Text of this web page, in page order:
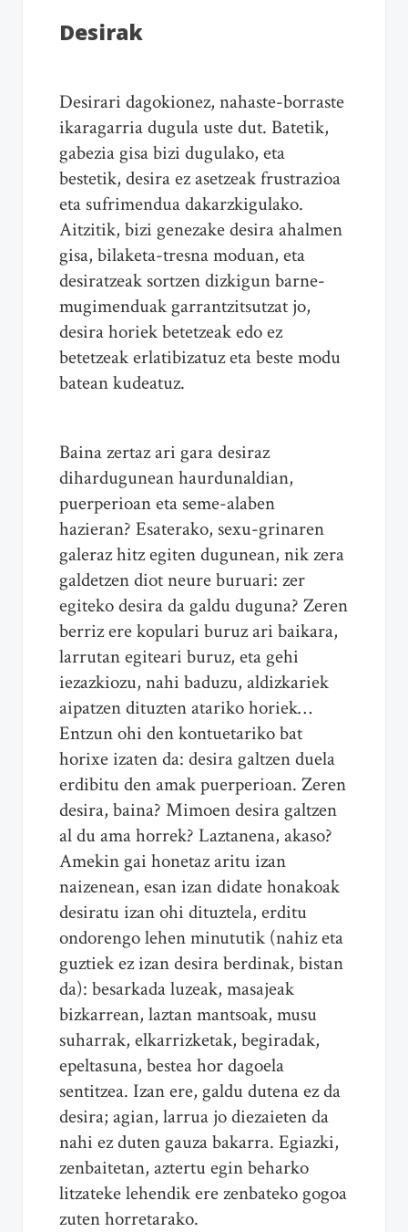
Desirak
Desirari dagokionez, nahaste-borraste
ikaragarria dugula uste dut. Batetik,
gabezia gisa bizi dugulako, eta
bestetik, desira ez asetzeak frustrazioa
eta sufrimendua dakarzkigulako.
Aitzitik, bizi genezake desira ahalmen
gisa, bilaketa-tresna moduan, eta
desiratzeak sortzen dizkigun barne-
mugimenduak garrantzitsutzat jo,
desira horiek betetzeak edo ez
betetzeak erlatibizatuz eta beste modu
batean kudeatuz.
Baina zertaz ari gara desiraz
dihardugunean haurdunaldian,
puerperioan eta seme-alaben
hazieran? Esaterako, sexu-grinaren
galeraz hitz egiten dugunean, nik zera
galdetzen diot neure buruari: zer
egiteko desira da galdu duguna? Zeren
berriz ere kopulari buruz ari baikara,
larrutan egiteari buruz, eta gehi
iezazkiozu, nahi baduzu, aldizkariek
aipatzen dituzten atariko horiek…
Entzun ohi den kontuetariko bat
horixe izaten da: desira galtzen duela
erdibitu den amak puerperioan. Zeren
desira, baina? Mimoen desira galtzen
al du ama horrek? Laztanena, akaso?
Amekin gai honetaz aritu izan
naizenean, esan izan didate honakoak
desiratu izan ohi dituztela, erditu
ondorengo lehen minututik (nahiz eta
guztiek ez izan desira berdinak, bistan
da): besarkada luzeak, masajeak
bizkarrean, laztan mantsoak, musu
suharrak, elkarrizketak, begiradak,
epeltasuna, bestea hor dagoela
sentitzea. Izan ere, galdu dutena ez da
desira; agian, larrua jo diezaieten da
nahi ez duten gauza bakarra. Egiazki,
zenbaitetan, aztertu egin beharko
litzateke lehendik ere zenbateko gogoa
zuten horretarako.